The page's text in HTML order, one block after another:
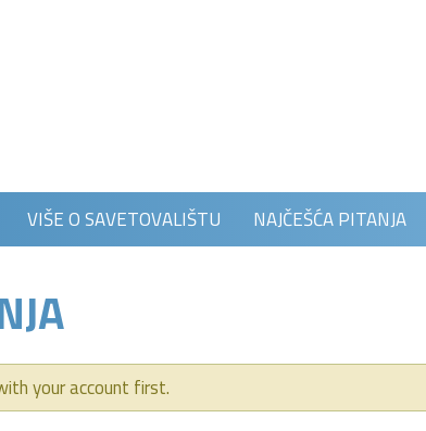
VIŠE O SAVETOVALIŠTU NAJČEŠĆA PITANJA
your account first.